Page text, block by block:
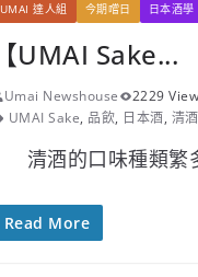
UMAI 達人組
今期嚐日 日本酒學
【UMAI Sake...
Umai Newshouse
2229
UMAI Sake, 品飲, 日本酒, 清酒
清酒的口味種類繁
Read More